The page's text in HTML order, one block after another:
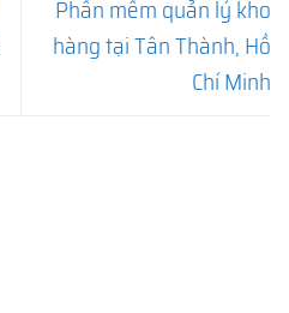
Phần mềm quản lý kho
hàng tại Tân Thành, Hồ
Chí Minh